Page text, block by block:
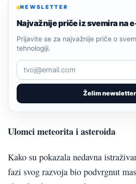
NEWSLETTER
Najvažnije priče iz svemira na
Želim newsletter
Prijavite se za najvažnije priče o
tehnologiji.
Ulomci meteorita i asteroida
Kako su pokazala nedavna
fazi svog razvoja bio podvrgnut